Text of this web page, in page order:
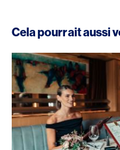
Cela pourrait aussi